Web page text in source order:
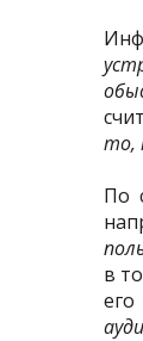
то,
По
в
его